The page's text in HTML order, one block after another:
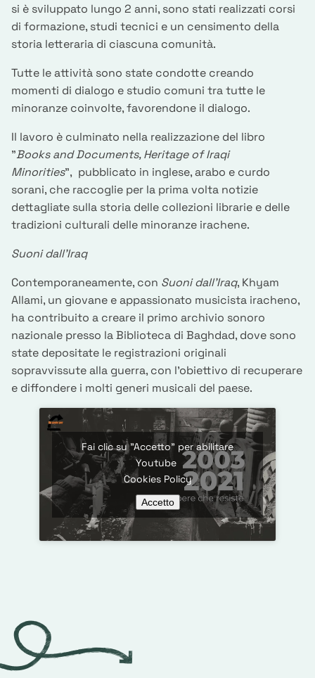
si è sviluppato lungo 2 anni, sono stati realizzati corsi
di formazione, studi tecnici e un censimento della
storia letteraria di ciascuna comunità.
Tutte le attività sono state condotte creando
momenti di dialogo e studio comuni tra tutte le
minoranze coinvolte, favorendone il dialogo.
Il lavoro è culminato nella realizzazione del libro
"Books and Documents, Heritage of Iraqi
Minorities", pubblicato in inglese, arabo e curdo
sorani, che raccoglie per la prima volta notizie
dettagliate sulla storia delle collezioni librarie e delle
tradizioni culturali delle minoranze irachene.
Suoni dall’Iraq
Contemporaneamente, con Suoni dall’Iraq, Khyam
Allami, un giovane e appassionato musicista iracheno,
ha contribuito a creare il primo archivio sonoro
nazionale presso la Biblioteca di Baghdad, dove sono
state depositate le registrazioni originali
sopravvissute alla guerra, con l’obiettivo di recuperare
e diffondere i molti generi musicali del paese.
Fai clic su "Accetto" per abilitare
Youtube
Cookies Policy
Accetto